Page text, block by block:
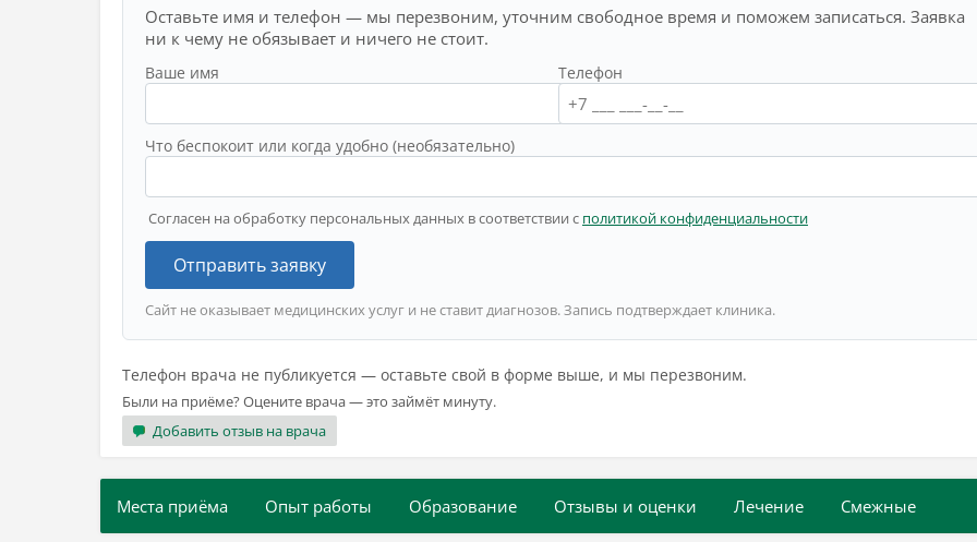
Оставьте имя и телефон — мы перезвоним, уточним свободное время и поможем записаться. Заявка
ни к чему не обязывает и ничего не стоит.
Ваше имя Телефон
Что беспокоит или когда удобно (необязательно)
Согласен на обработку персональных данных в соответствии с политикой конфиденциальности
Отправить заявку
Сайт не оказывает медицинских услуг и не ставит диагнозов. Запись подтверждает клиника.
Телефон врача не публикуется — оставьте свой в форме выше, и мы перезвоним.
Были на приёме? Оцените врача — это займёт минуту.
Добавить отзыв на врача
Места приёма Опыт работы Образование Отзывы и оценки Лечение Смежные